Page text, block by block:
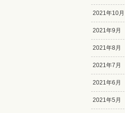
2021年10月
2021年9月
2021年8月
2021年7月
2021年6月
2021年5月